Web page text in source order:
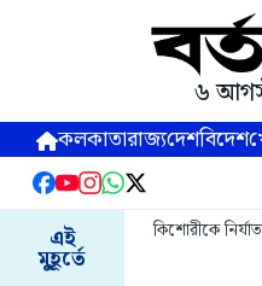
৬
কলকাতারাজ্যদেশবিদেশ
এই
মুহূর্তে
কিশোরীকে